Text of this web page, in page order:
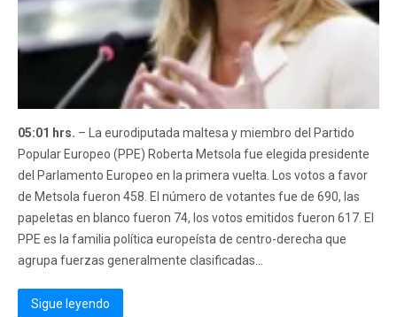
05:01 hrs. – La eurodiputada maltesa y miembro del Partido
Popular Europeo (PPE) Roberta Metsola fue elegida presidente
del Parlamento Europeo en la primera vuelta. Los votos a favor
de Metsola fueron 458. El número de votantes fue de 690, las
papeletas en blanco fueron 74, los votos emitidos fueron 617. El
PPE es la familia política europeísta de centro-derecha que
agrupa fuerzas generalmente clasificadas...
Sigue leyendo